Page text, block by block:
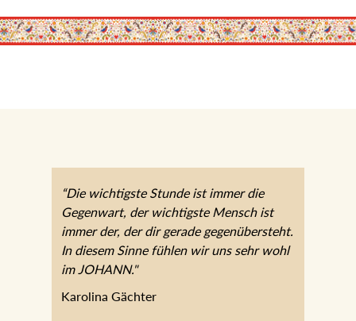
“Die wichtigste Stunde ist immer die
Gegenwart, der wichtigste Mensch ist
immer der, der dir gerade gegenübersteht.
In diesem Sinne fühlen wir uns sehr wohl
im JOHANN."
Karolina Gächter